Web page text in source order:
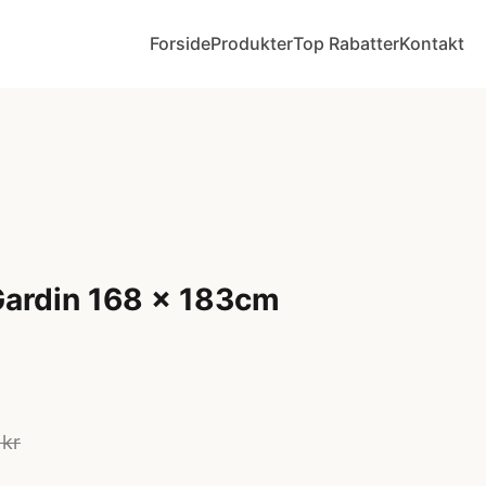
ForsideProdukterTop RabatterKontakt
168 x 183cm